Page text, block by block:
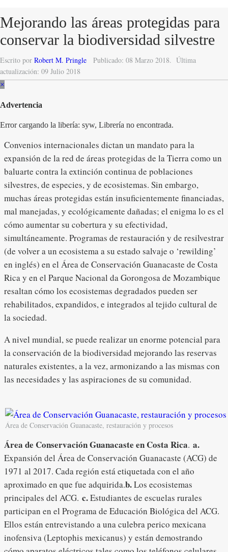
Mejorando las áreas protegidas para
conservar la biodiversidad silvestre
Escrito por Robert M. Pringle Publicado: 08 Marzo 2018. Última
actualización: 09 Julio 2018
×
Advertencia
Error cargando la libería: syw, Librería no encontrada.
Convenios internacionales dictan un mandato para la
expansión de la red de áreas protegidas de la Tierra como un
baluarte contra la extinción continua de poblaciones
silvestres, de especies, y de ecosistemas. Sin embargo,
muchas áreas protegidas están insuficientemente financiadas,
mal manejadas, y ecológicamente dañadas; el enigma lo es el
cómo aumentar su cobertura y su efectividad,
simultáneamente. Programas de restauración y de resilvestrar
(de volver a un ecosistema a su estado salvaje o ‘rewilding’
en inglés) en el Área de Conservación Guanacaste de Costa
Rica y en el Parque Nacional da Gorongosa de Mozambique
resaltan cómo los ecosistemas degradados pueden ser
rehabilitados, expandidos, e integrados al tejido cultural de
la sociedad.
A nivel mundial, se puede realizar un enorme potencial para
la conservación de la biodiversidad mejorando las reservas
naturales existentes, a la vez, armonizando a las mismas con
las necesidades y las aspiraciones de su comunidad.
Área de Conservación Guanacaste, restauración y procesos
Área de Conservación Guanacaste en Costa Rica. a.
Expansión del Área de Conservación Guanacaste (ACG) de
1971 al 2017. Cada región está etiquetada con el año
aproximado en que fue adquirida.b.Los ecosistemas
principales del ACG. c.Estudiantes de escuelas rurales
participan en el Programa de Educación Biológica del ACG.
Ellos están entrevistando a una culebra perico mexicana
inofensiva (Leptophis mexicanus) y están demostrando